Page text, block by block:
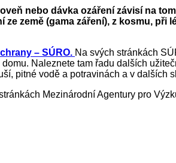
nebo dávka ozáření závisí na
země (gama záření), z kosmu, při
– SÚRO. Na svých stránkách
Naleznete tam řadu dalších
pitné vodě a potravinách a v dalších
Mezinárodní Agentury pro